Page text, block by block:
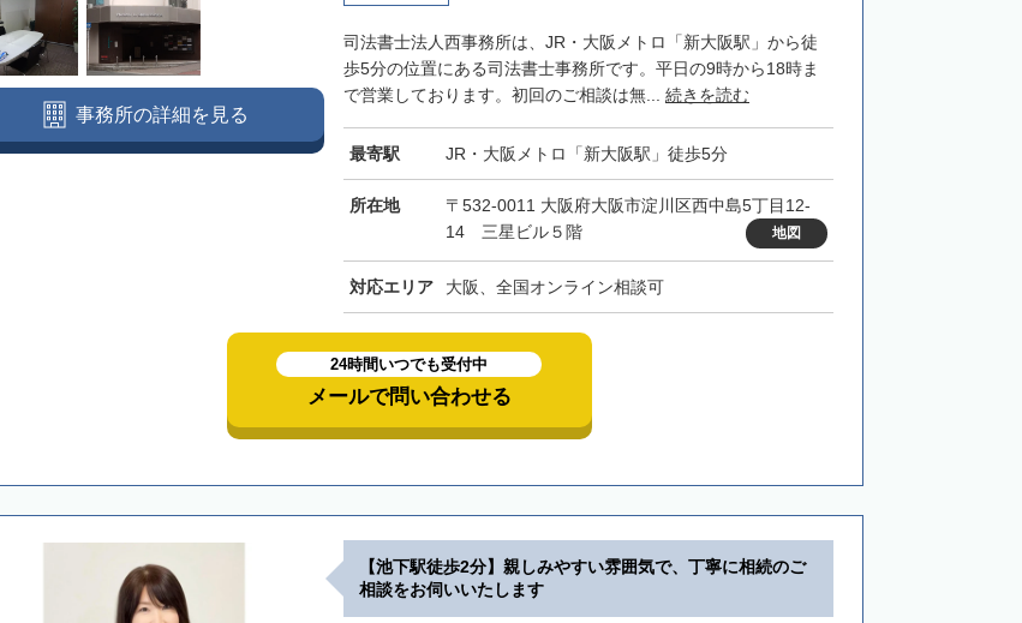
司法書士法人西事務所は、JR・大阪メトロ「新大阪駅」から徒
歩5分の位置にある司法書士事務所です。平日の9時から18時ま
で営業しております。初回のご相談は無... 続きを読む
最寄駅 JR・大阪メトロ「新大阪駅」徒歩5分
所在地
〒532-0011 大阪府大阪市淀川区西中島5丁目12-
14 三星ビル５階
地図
対応エリア 大阪、全国オンライン相談可
事務所の詳細を見る
24時間いつでも受付中
メールで問い合わせる
【池下駅徒歩2分】親しみやすい雰囲気で、丁寧に相続のご
相談をお伺いいたします